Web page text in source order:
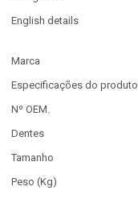
English details
Marca
Especificações do produto
Nº OEM.
Dentes
Tamanho
Peso (Kg)